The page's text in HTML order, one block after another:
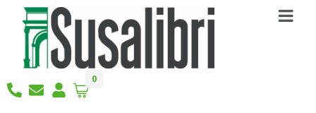
0